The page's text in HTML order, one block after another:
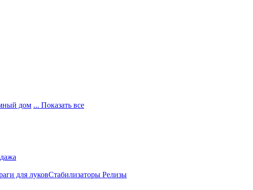
дом ... Показать все
для луковСтабилизаторы Релизы